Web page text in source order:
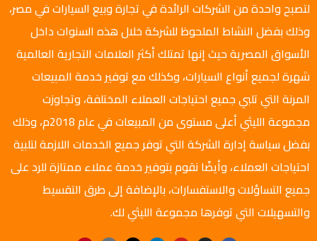
لتصبح واحدة من الشركات الرائدة في تجارة وبيع السيارات في مصر،
وذلك بفضل النشاط الملحوظ للشركة خلال هذه السنوات داخل
الأسواق المصرية حيث إنها تمتلك أكثر العلامات التجارية العالمية
شهرة لجميع أنواع السيارات، وكذلك مع توفير خدمة المبيعات
المرنة التي تلبي جميع احتياجات العملاء المختلفة، وتجاوزت
مجموعة الليثي أعلى مستوى من المبيعات في عام 2018م، وذلك
بفضل سياسة إدارة الشركة التي توفر جميع الخدمات اللازمة لتلبية
احتياجات العملاء، وأيضًا نقوم بتوفير خدمة عملاء ممتازة للرد على
جميع التساؤلات والاستفسارات، بالإضافة إلى طرق التقسيط
والتسهيلات التي توفرها مجموعة الليثي لك.